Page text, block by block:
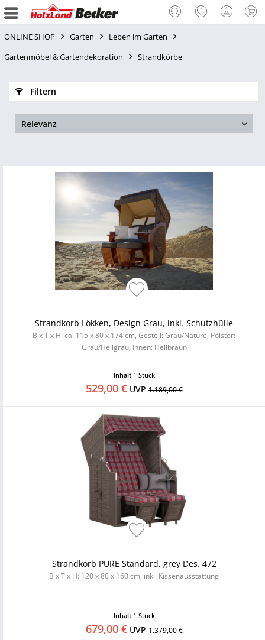
ONLINE SHOP Garten
Leben im Garten
Gartenmöbel & Gartendekoration
Strandkörbe
Filtern
Strandkorb Lökken, Design Grau, inkl. Schutzhülle
B x T x H: ca. 115 x 80 x 174 cm, Gestell: Grau/Nature, Polster:
Grau/Hellgrau, Innen: Hellbraun
Inhalt 1 Stück
529,00 €UVP1.189,00 €
Strandkorb PURE Standard, grey Des. 472
B x T x H: 120 x 80 x 160 cm, inkl. Kissenausstattung
Inhalt 1 Stück
679,00 €UVP1.379,00 €